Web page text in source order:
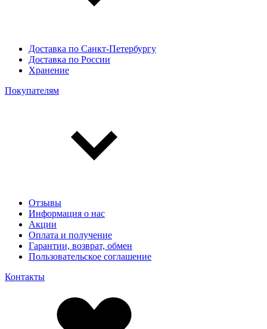
Доставка по Санкт-Петербургу
Доставка по России
Хранение
Покупателям
Отзывы
Информация о нас
Акции
Оплата и получение
Гарантии, возврат, обмен
Пользовательское соглашение
Контакты